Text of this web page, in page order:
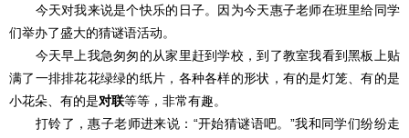
今天对我来说是个快乐的日子。因为今天惠子老师在班里给同学
们举办了盛大的猜谜语活动。
今天早上我急匆匆的从家里赶到学校，到了教室我看到黑板上贴
满了一排排花花绿绿的纸片，各种各样的形状，有的是灯笼、有的是
小花朵、有的是对联等等，非常有趣。
打铃了，惠子老师进来说：“开始猜谜语吧。”我和同学们纷纷走